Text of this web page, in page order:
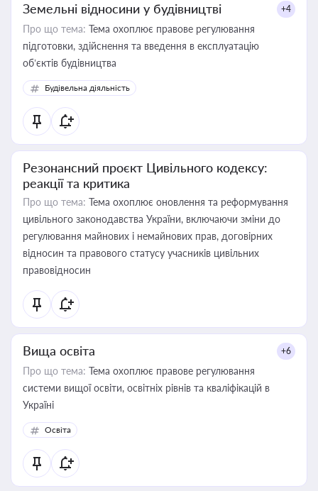
Земельні відносини у будівництві +4
Про що тема: Тема охоплює правове регулювання
підготовки, здійснення та введення в експлуатацію
об’єктів будівництва
Будівельна діяльність
Резонансний проєкт Цивільного кодексу:
реакції та критика
Про що тема: Тема охоплює оновлення та реформування
цивільного законодавства України, включаючи зміни до
регулювання майнових і немайнових прав, договірних
відносин та правового статусу учасників цивільних
правовідносин
Вища освіта +6
Про що тема: Тема охоплює правове регулювання
системи вищої освіти, освітніх рівнів та кваліфікацій в
Україні
Освіта